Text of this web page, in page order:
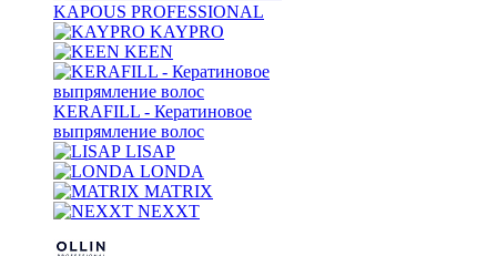
KAPOUS PROFESSIONAL
KAYPRO
KEEN
KERAFILL - Кератиновое
выпрямление волос
LISAP
LONDA
MATRIX
NEXXT